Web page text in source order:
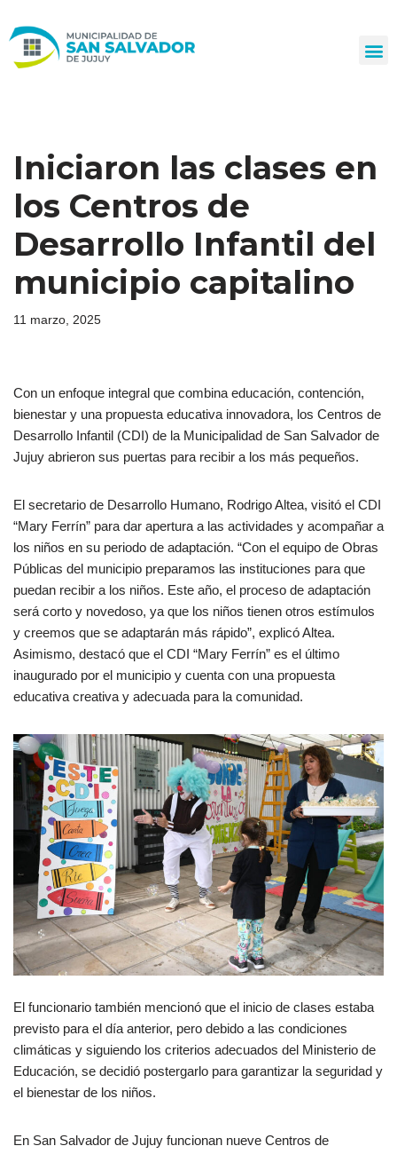
al
Iniciaron las clases en
los Centros de
Desarrollo Infantil del
municipio capitalino
11 marzo, 2025
Con un enfoque integral que combina educación, contención,
bienestar y una propuesta educativa innovadora, los Centros de
Desarrollo Infantil (CDI) de la Municipalidad de San Salvador de
Jujuy abrieron sus puertas para recibir a los más pequeños.
El secretario de Desarrollo Humano, Rodrigo Altea, visitó el CDI
“Mary Ferrín” para dar apertura a las actividades y acompañar a
los niños en su periodo de adaptación. “Con el equipo de Obras
Públicas del municipio preparamos las instituciones para que
puedan recibir a los niños. Este año, el proceso de adaptación
será corto y novedoso, ya que los niños tienen otros estímulos
y creemos que se adaptarán más rápido”, explicó Altea.
Asimismo, destacó que el CDI “Mary Ferrín” es el último
inaugurado por el municipio y cuenta con una propuesta
educativa creativa y adecuada para la comunidad.
El funcionario también mencionó que el inicio de clases estaba
previsto para el día anterior, pero debido a las condiciones
climáticas y siguiendo los criterios adecuados del Ministerio de
Educación, se decidió postergarlo para garantizar la seguridad y
el bienestar de los niños.
En San Salvador de Jujuy funcionan nueve Centros de